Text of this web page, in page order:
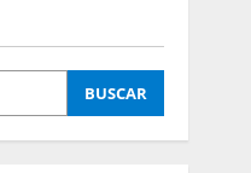
BUSCAR